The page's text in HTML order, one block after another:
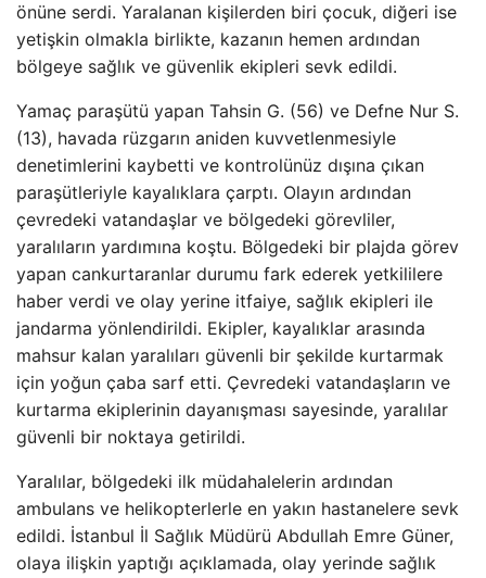
önüne serdi. Yaralanan kişilerden biri çocuk, diğeri ise
yetişkin olmakla birlikte, kazanın hemen ardından
bölgeye sağlık ve güvenlik ekipleri sevk edildi.
Yamaç paraşütü yapan Tahsin G. (56) ve Defne Nur S.
(13), havada rüzgarın aniden kuvvetlenmesiyle
denetimlerini kaybetti ve kontrolünüz dışına çıkan
paraşütleriyle kayalıklara çarptı. Olayın ardından
çevredeki vatandaşlar ve bölgedeki görevliler,
yaralıların yardımına koştu. Bölgedeki bir plajda görev
yapan cankurtaranlar durumu fark ederek yetkililere
haber verdi ve olay yerine itfaiye, sağlık ekipleri ile
jandarma yönlendirildi. Ekipler, kayalıklar arasında
mahsur kalan yaralıları güvenli bir şekilde kurtarmak
için yoğun çaba sarf etti. Çevredeki vatandaşların ve
kurtarma ekiplerinin dayanışması sayesinde, yaralılar
güvenli bir noktaya getirildi.
Yaralılar, bölgedeki ilk müdahalelerin ardından
ambulans ve helikopterlerle en yakın hastanelere sevk
edildi. İstanbul İl Sağlık Müdürü Abdullah Emre Güner,
olaya ilişkin yaptığı açıklamada, olay yerinde sağlık